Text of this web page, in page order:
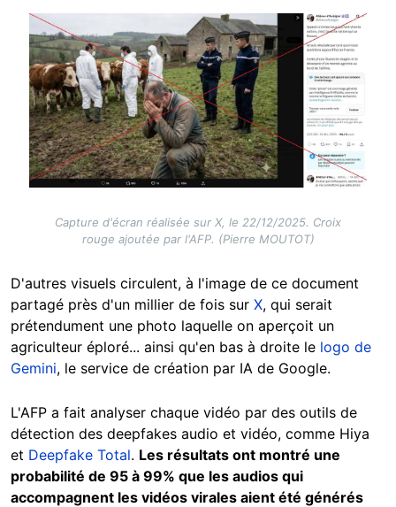
Image
Capture d'écran réalisée sur X, le 22/12/2025. Croix
rouge ajoutée par l'AFP. (Pierre MOUTOT)
D'autres visuels circulent, à l'image de ce document
partagé près d'un millier de fois sur X, qui serait
prétendument une photo laquelle on aperçoit un
agriculteur éploré... ainsi qu'en bas à droite le logo de
Gemini, le service de création par IA de Google.
L'AFP a fait analyser chaque vidéo par des outils de
détection des deepfakes audio et vidéo, comme Hiya
et Deepfake Total. Les résultats ont montré une
probabilité de 95 à 99% que les audios qui
accompagnent les vidéos virales aient été générés